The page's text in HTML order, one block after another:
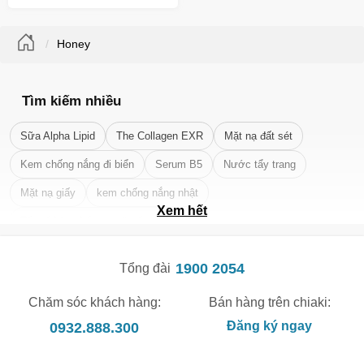
Honey
Tìm kiếm nhiều
Sữa Alpha Lipid The Collagen EXR Mặt nạ đất sét
Kem chống nắng đi biển Serum B5 Nước tẩy trang
Mặt nạ giấy kem chống nắng nhật
Xem hết
Tổng đài 1900 2054
Chăm sóc khách hàng:
0932.888.300
Bán hàng trên chiaki:
Đăng ký ngay